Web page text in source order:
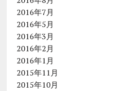
2016年7月
2016年5月
2016年3月
2016年2月
2016年1月
2015年11月
2015年10月